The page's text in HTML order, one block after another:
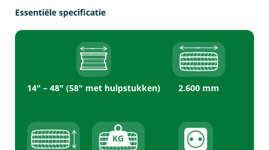
Essentiële specificatie
14″ – 48″ (58″ met hulpstukken) 2.600 mm